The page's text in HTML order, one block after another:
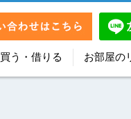
買う・借りる お部屋の